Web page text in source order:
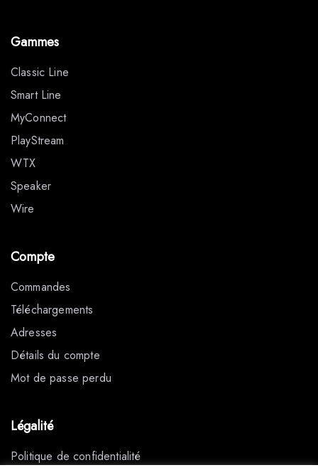
Gammes
Classic Line
Smart Line
MyConnect
PlayStream
WTX
Speaker
Wire
Compte
Commandes
Téléchargements
Adresses
Détails du compte
Mot de passe perdu
Légalité
Politique de confidentialité